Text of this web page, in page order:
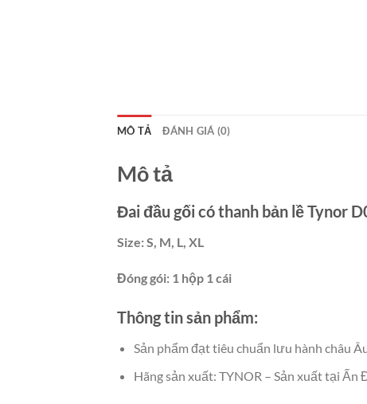
MÔ TẢ ĐÁNH GIÁ (0)
Mô tả
Đai đầu gối có thanh bản lề Tynor
Size: S, M, L, XL
Đóng gói: 1 hộp 1 cái
Thông tin sản phẩm:
Sản phẩm đạt tiêu chuẩn lưu hành châu
Hãng sản xuất: TYNOR – Sản xuất tại Ấn